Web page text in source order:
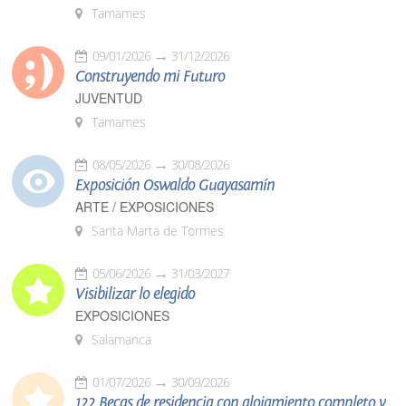
Tamames
09/01/2026 31/12/2026
Construyendo mi Futuro
JUVENTUD
Tamames
08/05/2026 30/08/2026
Exposición Oswaldo Guayasamín
ARTE / EXPOSICIONES
Santa Marta de Tormes
05/06/2026 31/03/2027
Visibilizar lo elegido
EXPOSICIONES
Salamanca
01/07/2026 30/09/2026